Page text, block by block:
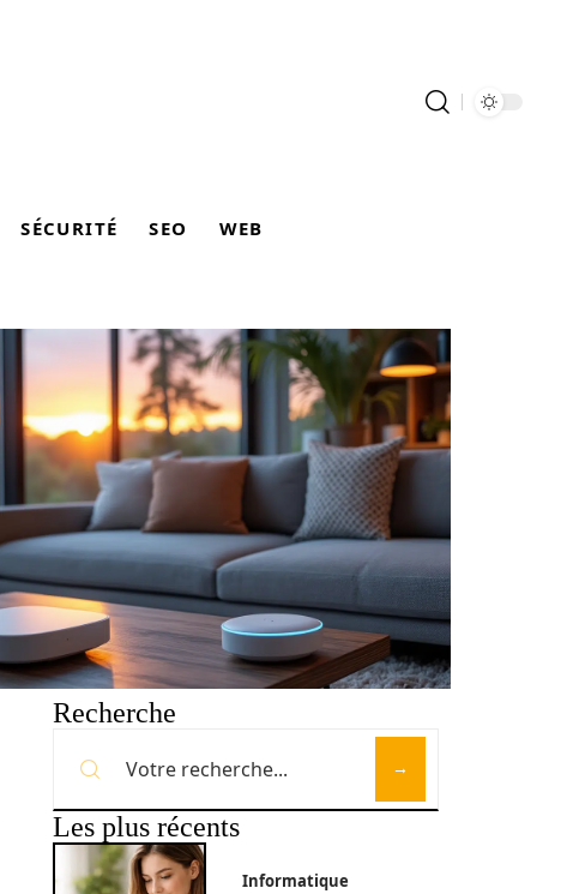
SÉCURITÉ SEO WEB
Recherche
Les plus récents
Informatique